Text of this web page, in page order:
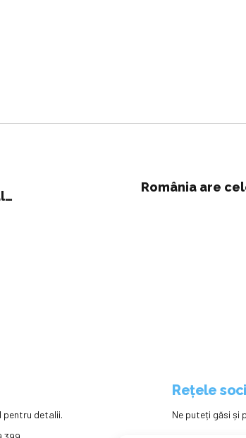
România are
detalii.
Rețele
Ne puteți găsi și